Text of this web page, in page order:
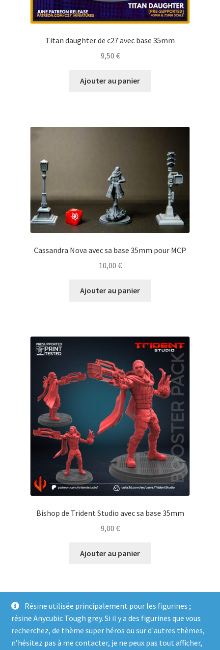
Résine utilisée principalement pour les figurines ;
résine Anycubic Tough grey. Si il y a des figurines que vous
recherchez, de thème super héros ou sur d'autres thèmes,
n’hésitez pas à me contacter, je ne peux pas tout afficher,
Titan daughter de c27 avec base 35mm
9,50 €
Ajouter au panier
Cassandra Nova avec sa base 35mm pour MCP
10,00 €
Ajouter au panier
Bishop de Trident Studio avec sa base 35mm
9,00 €
Ajouter au panier